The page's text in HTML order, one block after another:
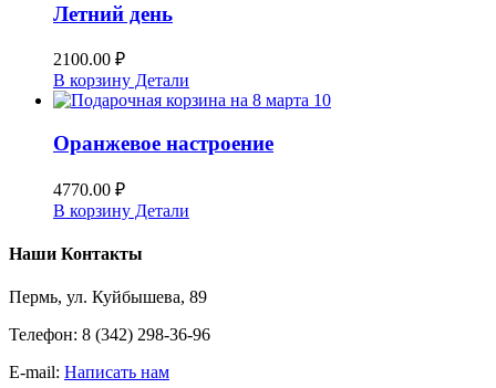
Летний день
2100.00 ₽
В корзину Детали
Оранжевое настроение
4770.00 ₽
В корзину Детали
Наши Контакты
Пермь, ул. Куйбышева, 89
Телефон: 8 (342) 298-36-96
E-mail: Написать нам